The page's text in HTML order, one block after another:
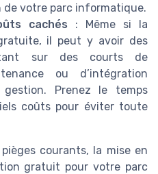
de votre parc informatique.
cachés : Même si la
il peut y avoir des
sur des courts de
ou d’intégration
Prenez le temps
coûts pour éviter toute
courants, la mise en
gratuit pour votre parc